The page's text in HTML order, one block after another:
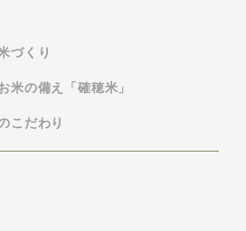
づくり
米の備え「確穂米」
こだわり